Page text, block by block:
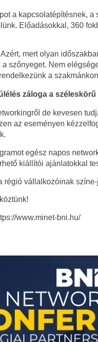
a kapcsolatépítésnek,
Előadásokkal, 360
mert olyan
szőnyeget. Nem
a
záloga a
de kevesen
az eseményen
egész napos
kiállítói ajánlatokkal
régió vállalkozóinak
www.minet-bni.hu/